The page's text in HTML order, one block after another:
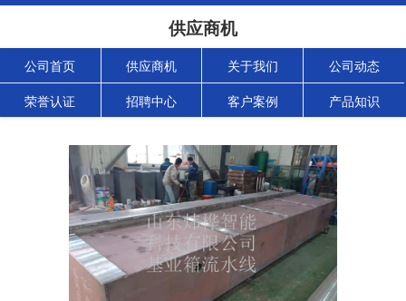
供应商机
公司首页 供应商机 关于我们 公司动态
荣誉认证 招聘中心 客户案例 产品知识